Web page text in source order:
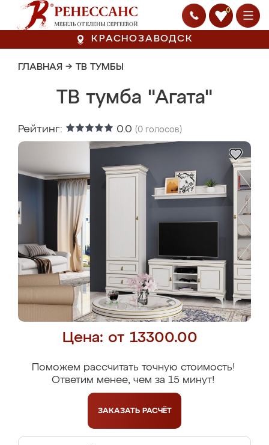
0
КРАСНОЗАВОДСК
ГЛАВНАЯ → ТВ ТУМБЫ
ТВ тумба "Агата"
Рейтинг: 0.0 (0 голосов)
Цена: от 13300.00
Поможем рассчитать точную стоимость!
Ответим менее, чем за 15 минут!
ЗАКАЗАТЬ РАСЧЁТ